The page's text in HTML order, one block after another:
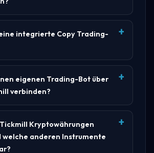
integrierte Copy Trading-
eigenen Trading-Bot über
verbinden?
Kryptowährungen
welche anderen Instrumente